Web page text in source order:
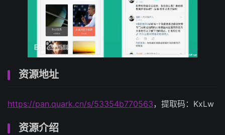
资源地址
https://pan.quark.cn/s/53354b770563，提取码：KxLw
资源介绍